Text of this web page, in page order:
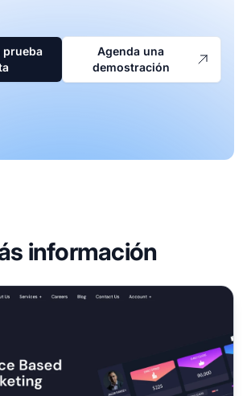
prueba
Agenda una
demostración
información
de Performance Launchpad